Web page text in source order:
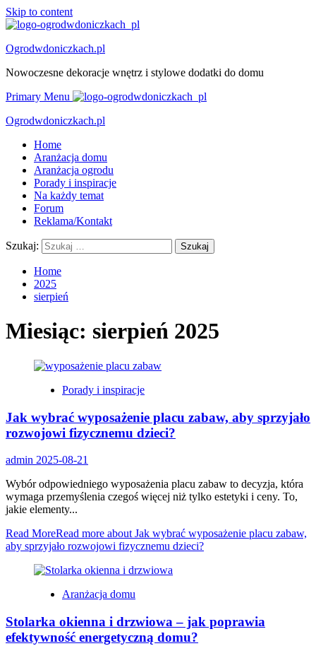
Skip to content
Ogrodwdoniczkach.pl
Nowoczesne dekoracje wnętrz i stylowe dodatki do domu
Primary Menu
Ogrodwdoniczkach.pl
Home
Aranżacja domu
Aranżacja ogrodu
Porady i inspiracje
Na każdy temat
Forum
Reklama/Kontakt
Szukaj:
Home
2025
sierpień
Miesiąc: sierpień 2025
Porady i inspiracje
Jak wybrać wyposażenie placu zabaw, aby sprzyjało
rozwojowi fizycznemu dzieci?
admin 2025-08-21
Wybór odpowiedniego wyposażenia placu zabaw to decyzja, która
wymaga przemyślenia czegoś więcej niż tylko estetyki i ceny. To,
jakie elementy...
Read MoreRead more about Jak wybrać wyposażenie placu zabaw,
aby sprzyjało rozwojowi fizycznemu dzieci?
Aranżacja domu
Stolarka okienna i drzwiowa – jak poprawia
efektywność energetyczną domu?